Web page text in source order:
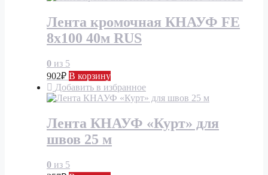
Лента кромочная КНАУФ FE
8х100 40м RUS
0 из 5
902₽ В корзину
Добавить в избранное
Лента КНАУФ «Курт» для
швов 25 м
0 из 5